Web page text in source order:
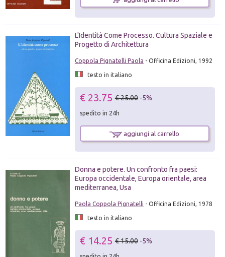
L'Identità Come Processo. Cultura Spaziale e
Progetto di Architettura
Coppola Pignatelli Paola - Officina Edizioni, 1992
testo in italiano
€ 23.75 € 25.00 -5%
spedito in 24h
aggiungi al carrello
Donna e potere. Un confronto fra paesi:
Europa occidentale, Europa orientale, area
mediterranea, Usa
Paola Coppola Pignatelli - Officina Edizioni, 1978
testo in italiano
€ 14.25 € 15.00 -5%